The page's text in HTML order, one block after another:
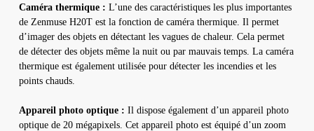
Caméra thermique : L’une des caractéristiques les plus importantes
de Zenmuse H20T est la fonction de caméra thermique. Il permet
d’imager des objets en détectant les vagues de chaleur. Cela permet
de détecter des objets même la nuit ou par mauvais temps. La caméra
thermique est également utilisée pour détecter les incendies et les
points chauds.
Appareil photo optique : Il dispose également d’un appareil photo
optique de 20 mégapixels. Cet appareil photo est équipé d’un zoom